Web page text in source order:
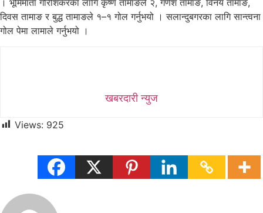
। भूमिमाता गौरीशंकरका लागि कृष्ण तामाङले २, गणेश तामाङ, विनय तामाङ,
दिवस तामाङ र बुद्ध तामाङले १–१ गोल गर्नुभयो । सलान्दुबगरका लागि सान्त्वना
गोल पेमा लामाले गर्नुभयो ।
खबरदारी न्युज
Views: 925